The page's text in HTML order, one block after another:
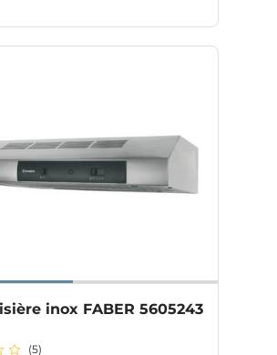
inox FABER 5605243
(5)